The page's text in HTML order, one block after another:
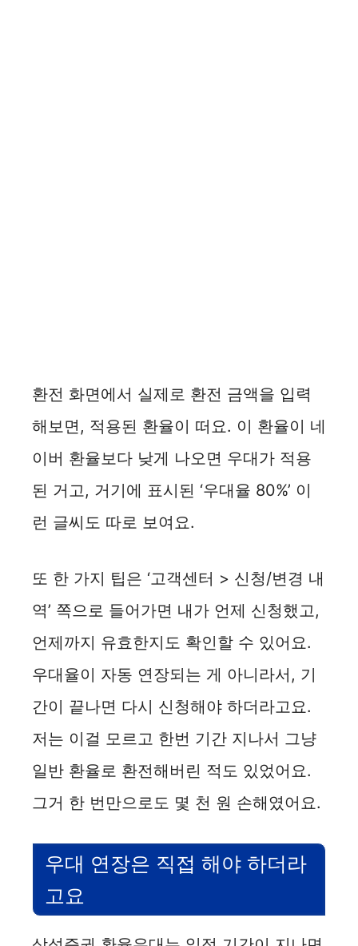
환전 화면에서 실제로 환전 금액을 입력
해보면, 적용된 환율이 떠요. 이 환율이 네
이버 환율보다 낮게 나오면 우대가 적용
된 거고, 거기에 표시된 ‘우대율 80%’ 이
런 글씨도 따로 보여요.
또 한 가지 팁은 ‘고객센터 > 신청/변경 내
역’ 쪽으로 들어가면 내가 언제 신청했고,
언제까지 유효한지도 확인할 수 있어요.
우대율이 자동 연장되는 게 아니라서, 기
간이 끝나면 다시 신청해야 하더라고요.
저는 이걸 모르고 한번 기간 지나서 그냥
일반 환율로 환전해버린 적도 있었어요.
그거 한 번만으로도 몇 천 원 손해였어요.
우대 연장은 직접 해야 하더라
고요